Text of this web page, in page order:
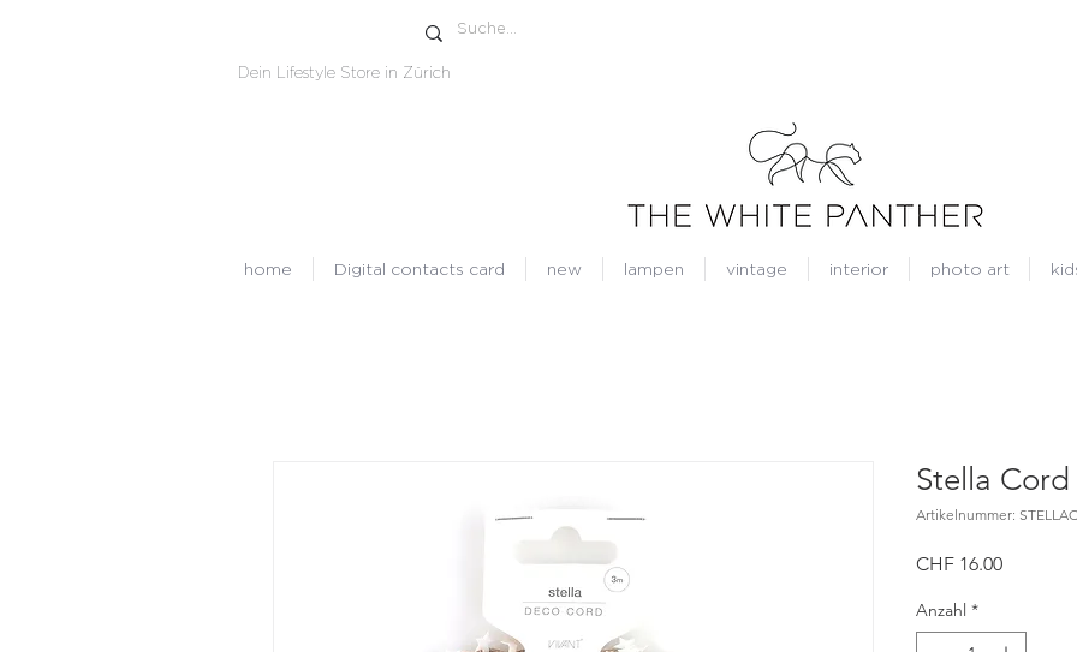
Dein Lifestyle Store in Zürich
home Digital contacts card new lampen vintage interior photo art
Stella Cord
Artikelnummer:
CHF 16.00Preis
Anzahl *